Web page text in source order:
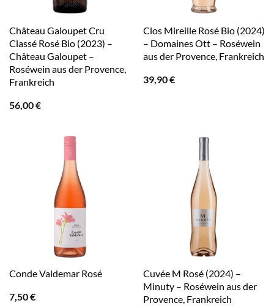
Château Galoupet Cru
Classé Rosé Bio (2023) –
Château Galoupet –
Roséwein aus der Provence,
Frankreich
56,00€
Clos Mireille Rosé Bio (2024)
– Domaines Ott – Roséwein
aus der Provence, Frankreich
39,90€
Conde Valdemar Rosé
7,50€
Cuvée M Rosé (2024) –
Minuty – Roséwein aus der
Provence, Frankreich